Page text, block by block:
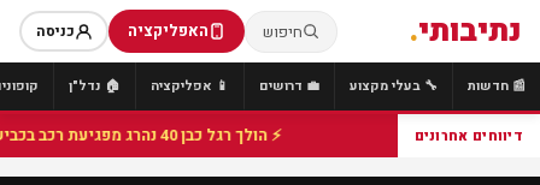
נתיבותי. חיפוש האפליקציה כניסה
📰 חדשות 🔧 בעלי מקצוע 💼 דרושים 📱 אפליקציה 🏠 נדל"ן
דיווחים אחרונים ⚡ הולך רגל כבן 40 נהרג מפגיעת רכב בכביש 25 סמוך לצומת הנשיא, מתנדבי זק"א פועלו בזירה